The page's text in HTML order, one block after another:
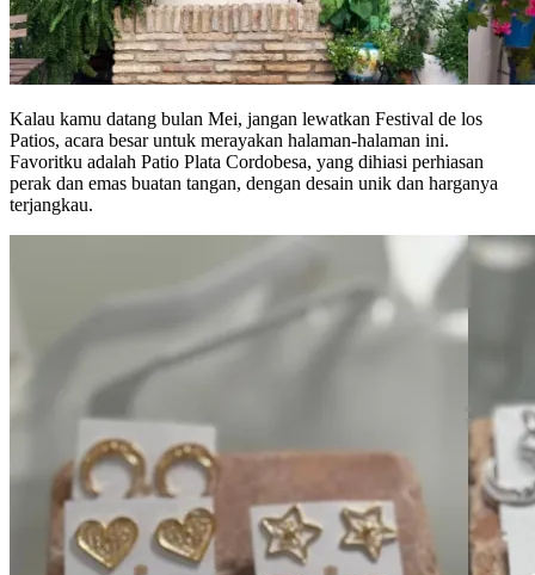
Kalau kamu datang bulan Mei, jangan lewatkan Festival de los
Patios, acara besar untuk merayakan halaman-halaman ini.
Favoritku adalah Patio Plata Cordobesa, yang dihiasi perhiasan
perak dan emas buatan tangan, dengan desain unik dan harganya
terjangkau.